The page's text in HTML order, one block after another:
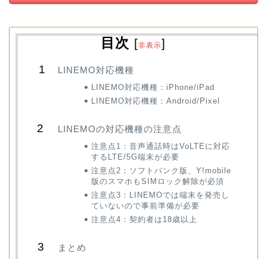
目次 [非表示]
LINEMO対応機種
LINEMO対応機種：iPhone/iPad
LINEMO対応機種：Android/Pixel
LINEMOの対応機種の注意点
注意点1：音声通話時はVoLTEに対応
するLTE/5G端末が必要
注意点2：ソフトバンク版、Y!mobile
版のスマホもSIMロック解除が必須
注意点3：LINEMOでは端末を発売し
ていないので事前準備が必要
注意点4：契約者は18歳以上
まとめ